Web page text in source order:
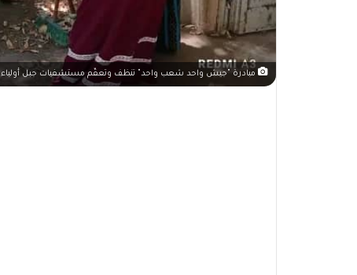
مبادرة "جيش واحد شعب واحد" تنظف وتعقّم مستشفيات جبل أولياء